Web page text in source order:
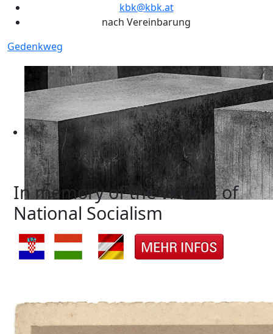
kbk@kbk.at
nach Vereinbarung
Gedenkweg
In memory of the victims of
National Socialism